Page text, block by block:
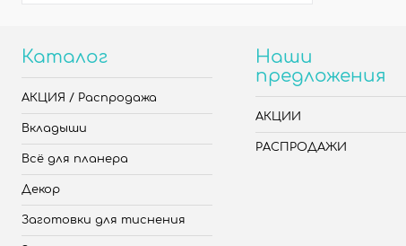
Каталог
АКЦИЯ / Распродажа
Вкладыши
Всё для планера
Декор
Заготовки для тиснения
Наши
предложения
АКЦИИ
РАСПРОДАЖИ